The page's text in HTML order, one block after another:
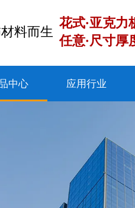
料而生
花式·亚克力
任意·尺寸厚
中心 应用行业